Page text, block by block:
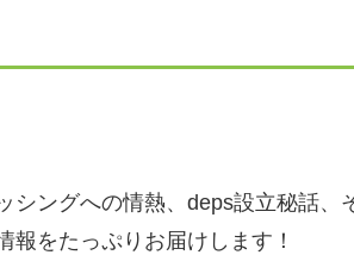
シングへの情熱、deps設立秘話
報をたっぷりお届けします！